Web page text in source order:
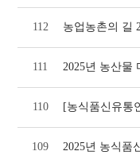
112
111 2025년 농산물
110
109 2025년 농식품